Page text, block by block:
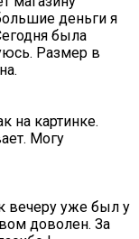
деньги я
была
Размер в
на картинке.
Могу
вечеру уже был у
доволен. За